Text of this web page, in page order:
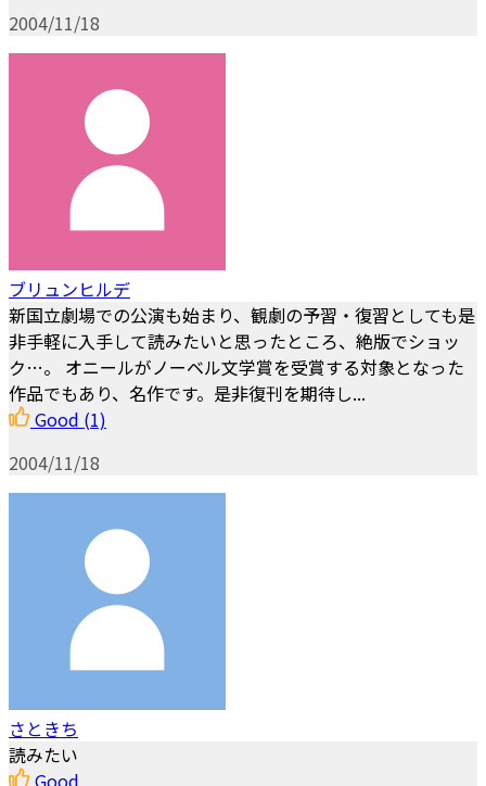
2004/11/18
ブリュンヒルデ
新国立劇場での公演も始まり、観劇の予習・復習としても是
非手軽に入手して読みたいと思ったところ、絶版でショッ
ク…。 オニールがノーベル文学賞を受賞する対象となった
作品でもあり、名作です。是非復刊を期待し...
Good (1)
2004/11/18
さときち
読みたい
Good